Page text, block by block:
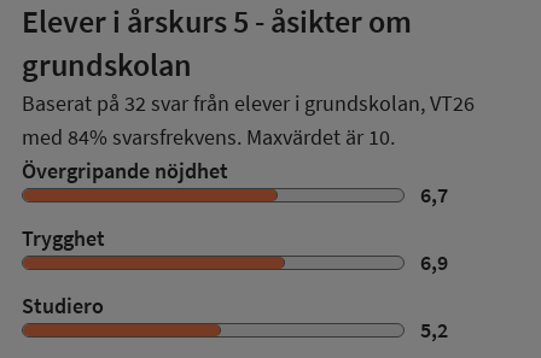
Elever i årskurs 5 - åsikter om
grundskolan
Baserat på 32 svar från elever i grundskolan,VT26
med 84% svarsfrekvens. Maxvärdet är 10.
Övergripande nöjdhet
6,7
Trygghet
6,9
Studiero
5,2